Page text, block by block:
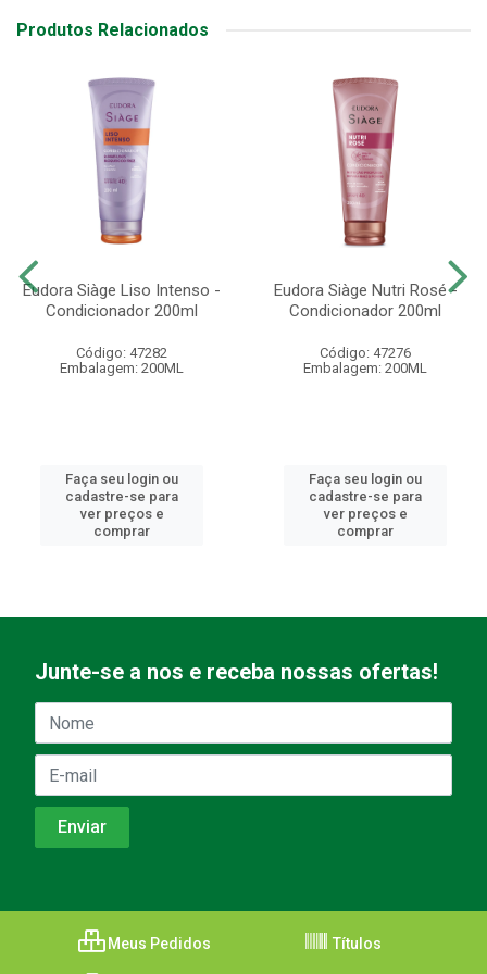
Produtos Relacionados
Eudora Siàge Liso Intenso -
Condicionador 200ml
Código: 47282
Embalagem: 200ML
Faça seu login ou
cadastre-se para
ver preços e
comprar
Eudora Siàge Nutri Rosé -
Condicionador 200ml
Código: 47276
Embalagem: 200ML
Faça seu login ou
cadastre-se para
ver preços e
comprar
Junte-se a nos e receba nossas ofertas!
Meus Pedidos Títulos